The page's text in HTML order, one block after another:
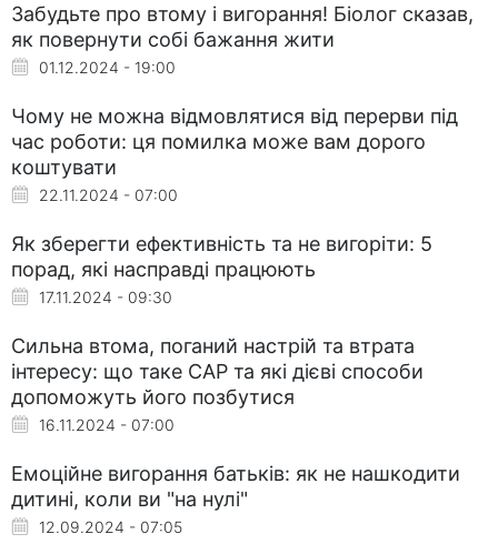
Забудьте про втому і вигорання! Біолог сказав,
як повернути собі бажання жити
01.12.2024 - 19:00
Чому не можна відмовлятися від перерви під
час роботи: ця помилка може вам дорого
коштувати
22.11.2024 - 07:00
Як зберегти ефективність та не вигоріти: 5
порад, які насправді працюють
17.11.2024 - 09:30
Сильна втома, поганий настрій та втрата
інтересу: що таке САР та які дієві способи
допоможуть його позбутися
16.11.2024 - 07:00
Емоційне вигорання батьків: як не нашкодити
дитині, коли ви "на нулі"
12.09.2024 - 07:05